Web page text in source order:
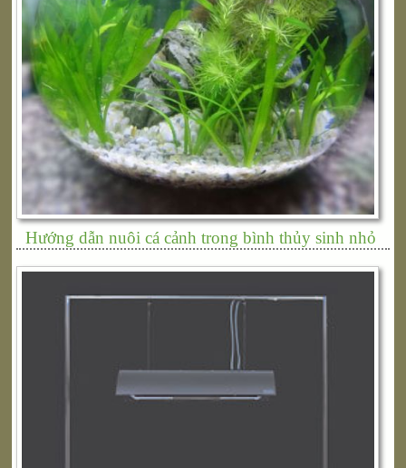
Hướng dẫn nuôi cá cảnh trong bình thủy sinh nhỏ